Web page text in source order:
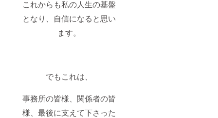
これからも私の人生の基盤
となり、自信になると思い
ます。
でもこれは、
事務所の皆様、関係者の皆
様、最後に支えて下さった